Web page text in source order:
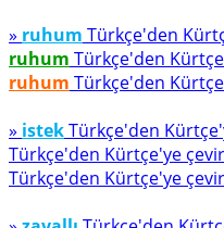
» ruhum Türkçe'den
ruhum Türkçe'den
ruhum Türkçe'den
» istekTürkçe'den
Türkçe'den Kürtçe'ye
Türkçe'den Kürtçe'ye